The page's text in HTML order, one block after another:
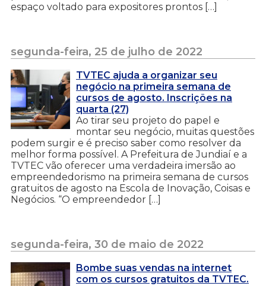
espaço voltado para expositores prontos […]
segunda-feira, 25 de julho de 2022
TVTEC ajuda a organizar seu
negócio na primeira semana de
cursos de agosto. Inscrições na
quarta (27)
Ao tirar seu projeto do papel e
montar seu negócio, muitas questões
podem surgir e é preciso saber como resolver da
melhor forma possível. A Prefeitura de Jundiaí e a
TVTEC vão oferecer uma verdadeira imersão ao
empreendedorismo na primeira semana de cursos
gratuitos de agosto na Escola de Inovação, Coisas e
Negócios. “O empreendedor […]
segunda-feira, 30 de maio de 2022
Bombe suas vendas na internet
com os cursos gratuitos da TVTEC.